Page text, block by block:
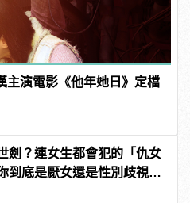
主演電影《他年她日》定檔
劍？連女生都會犯的「仇女
到底是厭女還是性別歧視？